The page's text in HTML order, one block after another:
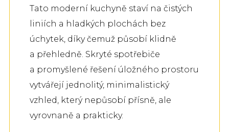
Tato moderní kuchyně staví na čistých
liniích a hladkých plochách bez
úchytek, díky čemuž působí klidně
a přehledně. Skryté spotřebiče
a promyšlené řešení úložného prostoru
vytvářejí jednolitý, minimalistický
vzhled, který nepůsobí přísně, ale
vyrovnaně a prakticky.